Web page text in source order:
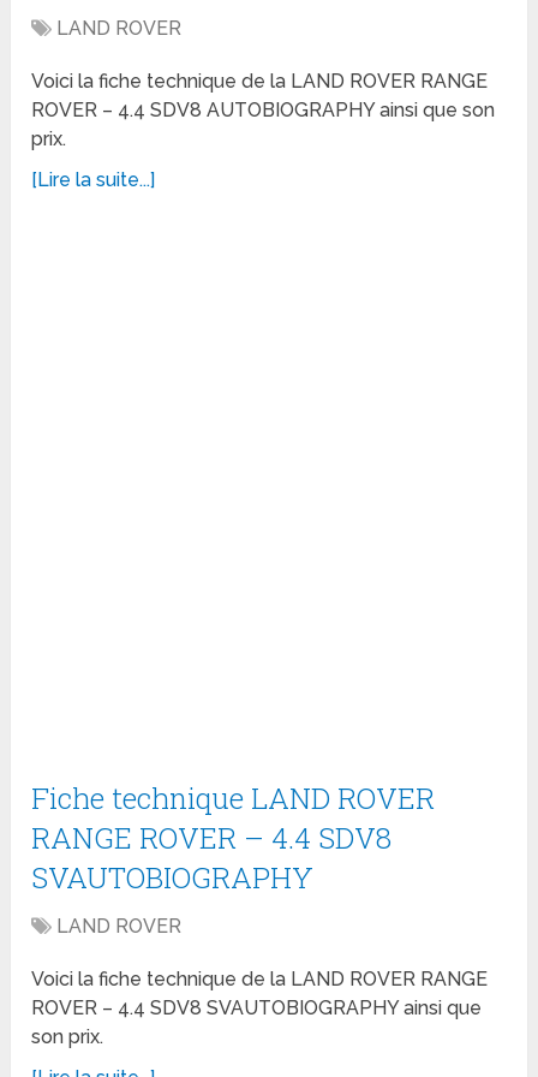
LAND ROVER
Voici la fiche technique de la LAND ROVER RANGE
ROVER – 4.4 SDV8 AUTOBIOGRAPHY ainsi que son
prix.
[Lire la suite...]
Fiche technique LAND ROVER
RANGE ROVER – 4.4 SDV8
SVAUTOBIOGRAPHY
LAND ROVER
Voici la fiche technique de la LAND ROVER RANGE
ROVER – 4.4 SDV8 SVAUTOBIOGRAPHY ainsi que
son prix.